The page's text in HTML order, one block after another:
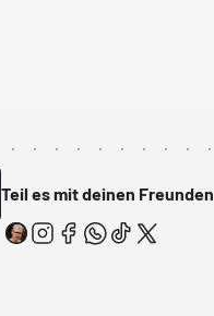
Teil es mit deinen Freunden